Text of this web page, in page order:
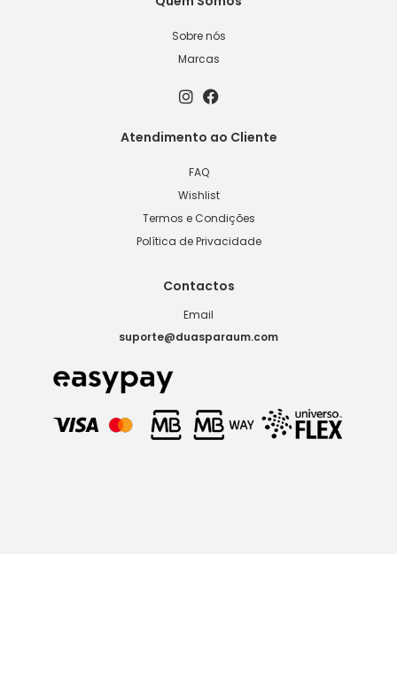
Sobre nós
Marcas
Atendimento ao Cliente
FAQ
Wishlist
Termos e Condições
Política de Privacidade
Contactos
Email
suporte@duasparaum.com